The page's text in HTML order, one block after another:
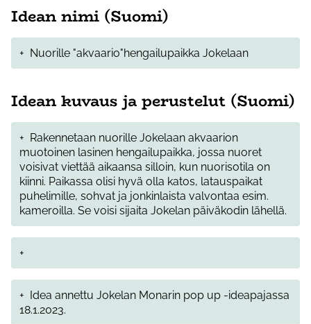
Idean nimi (Suomi)
+ Nuorille "akvaario"hengailupaikka Jokelaan
Idean kuvaus ja perustelut (Suomi)
+ Rakennetaan nuorille Jokelaan akvaarion
muotoinen lasinen hengailupaikka, jossa nuoret
voisivat viettää aikaansa silloin, kun nuorisotila on
kiinni. Paikassa olisi hyvä olla katos, latauspaikat
puhelimille, sohvat ja jonkinlaista valvontaa esim.
kameroilla. Se voisi sijaita Jokelan päiväkodin lähellä.
+
+
Idea annettu Jokelan Monarin pop up -ideapajassa
18.1.2023.